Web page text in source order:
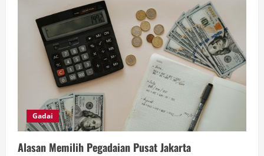
of
Zinc
Oxide
Industrial
Uses?
Gadai
Alasan Memilih Pegadaian Pusat Jakarta